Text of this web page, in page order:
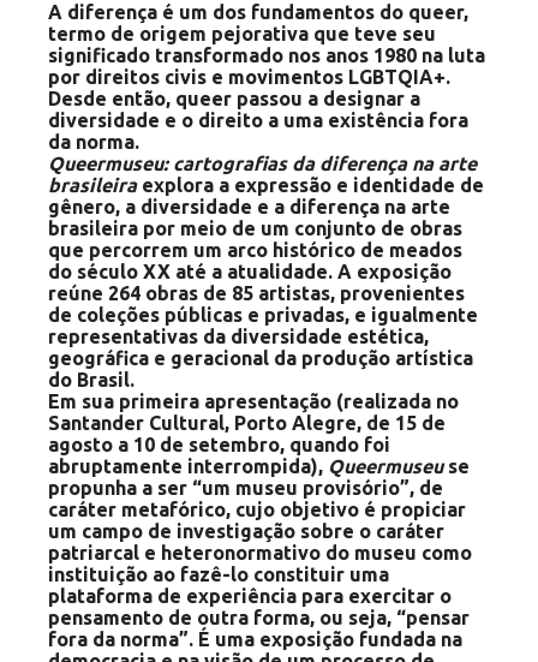
A diferença é um dos fundamentos do queer,
termo de origem pejorativa que teve seu
significado transformado nos anos 1980 na luta
por direitos civis e movimentos LGBTQIA+.
Desde então, queer passou a designar a
diversidade e o direito a uma existência fora
da norma.
Queermuseu: cartografias da diferença na arte
brasileiraexplora a expressão e identidade de
gênero, a diversidade e a diferença na arte
brasileira por meio de um conjunto de obras
que percorrem um arco histórico de meados
do século XX até a atualidade. A exposição
reúne 264 obras de 85 artistas, provenientes
de coleções públicas e privadas, e igualmente
representativas da diversidade estética,
geográfica e geracional da produção artística
do Brasil.
Em sua primeira apresentação (realizada no
Santander Cultural, Porto Alegre, de 15 de
agosto a 10 de setembro, quando foi
abruptamente interrompida), Queermuseuse
propunha a ser “um museu provisório”, de
caráter metafórico, cujo objetivo é propiciar
um campo de investigação sobre o caráter
patriarcal e heteronormativo do museu como
instituição ao fazê-lo constituir uma
plataforma de experiência para exercitar o
pensamento de outra forma, ou seja, “pensar
fora da norma”. É uma exposição fundada na